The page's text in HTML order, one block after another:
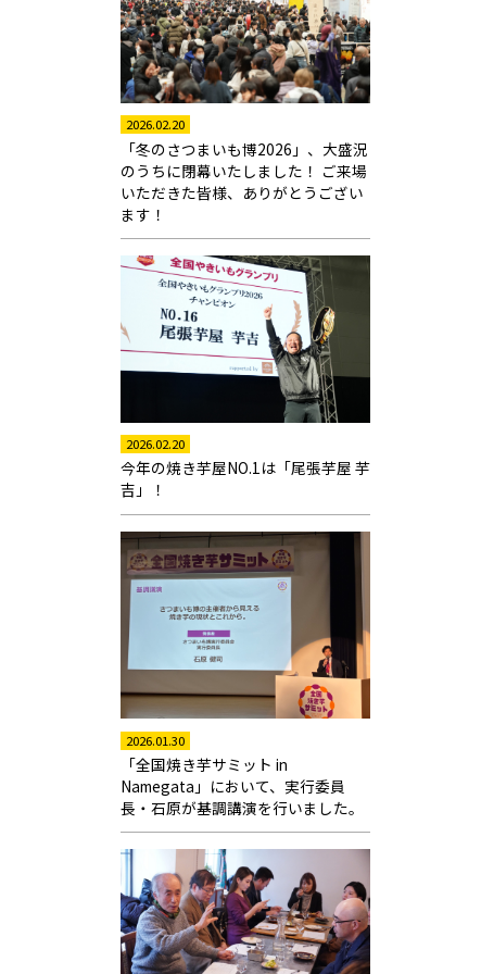
2026.02.20
「冬のさつまいも博2026」、大盛況
のうちに閉幕いたしました！ ご来場
いただきた皆様、ありがとうござい
ます！
2026.02.20
今年の焼き芋屋NO.1は「尾張芋屋 芋
吉」！
2026.01.30
「全国焼き芋サミット in
Namegata」において、実行委員
長・石原が基調講演を行いました。